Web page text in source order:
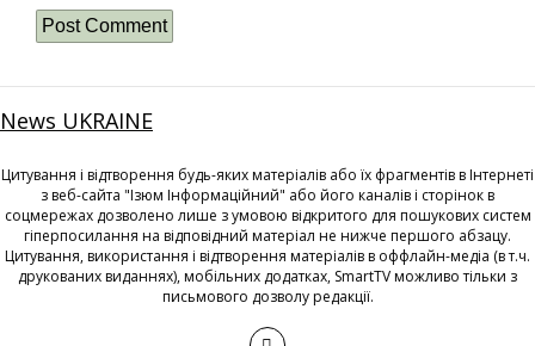
News UKRAINE
Цитування і відтворення будь-яких матеріалів або їх фрагментів в Інтернеті
з веб-сайта "Ізюм Інформаційний" або його каналів і сторінок в
соцмережах дозволено лише з умовою відкритого для пошукових систем
гіперпосилання на відповідний матеріал не нижче першого абзацу.
Цитування, використання і відтворення матеріалів в оффлайн-медіа (в т.ч.
друкованих виданнях), мобільних додатках, SmartTV можливо тільки з
письмового дозволу редакції.